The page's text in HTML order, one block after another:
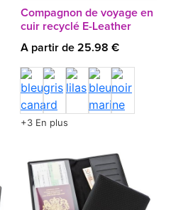
Compagnon de voyage en
cuir recyclé E-Leather
A partir de 25.98 €
+3 En plus